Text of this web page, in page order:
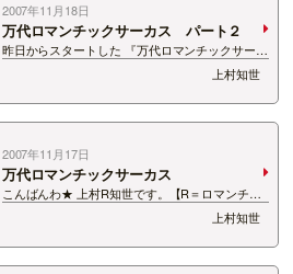
2007年11月18日
万代ロマンチックサーカス パート２
昨日からスタートした 『万代ロマンチックサーカ
ス』 万代シティパークが新たな名所になりそうで
す★ 来月25日クリスマスまでなのでぜひ遊びに
出かけてくださいね〜＾−＾ ミュージックフェス
などで盛り上がり、 人々の交流場とな…
上村知世
2007年11月17日
万代ロマンチックサーカス
こんばんわ★ 上村R知世です。【R＝ロマンチッ
ク】 冬の気配が強まってきた今日この頃、 あな
たの心をほっこりさせてくれるものは何ですか？
私はコレ!! ちょっとボケてしまってるけど、 久々
にメリーゴーランドに乗れて楽しか…
上村知世